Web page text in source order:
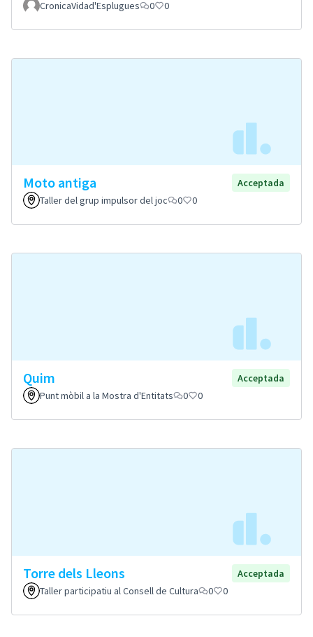
CronicaVidad'Esplugues 0 0
Moto antiga
Acceptada
Taller del grup impulsor del joc
0 0
Quim
Acceptada
Punt mòbil a la Mostra d'Entitats
0 0
Torre dels Lleons
Acceptada
Taller participatiu al Consell de Cultura
0 0